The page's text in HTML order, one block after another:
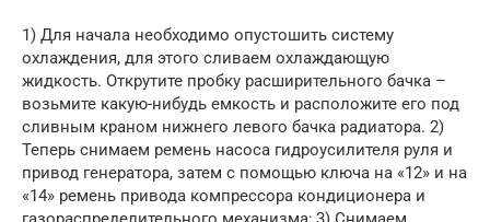
1) Для начала необходимо опустошить систему
охлаждения, для этого сливаем охлаждающую
жидкость. Открутите пробку расширительного бачка –
возьмите какую-нибудь емкость и расположите его под
сливным краном нижнего левого бачка радиатора. 2)
Теперь снимаем ремень насоса гидроусилителя руля и
привод генератора, затем с помощью ключа на «12» и на
«14» ремень привода компрессора кондиционера и